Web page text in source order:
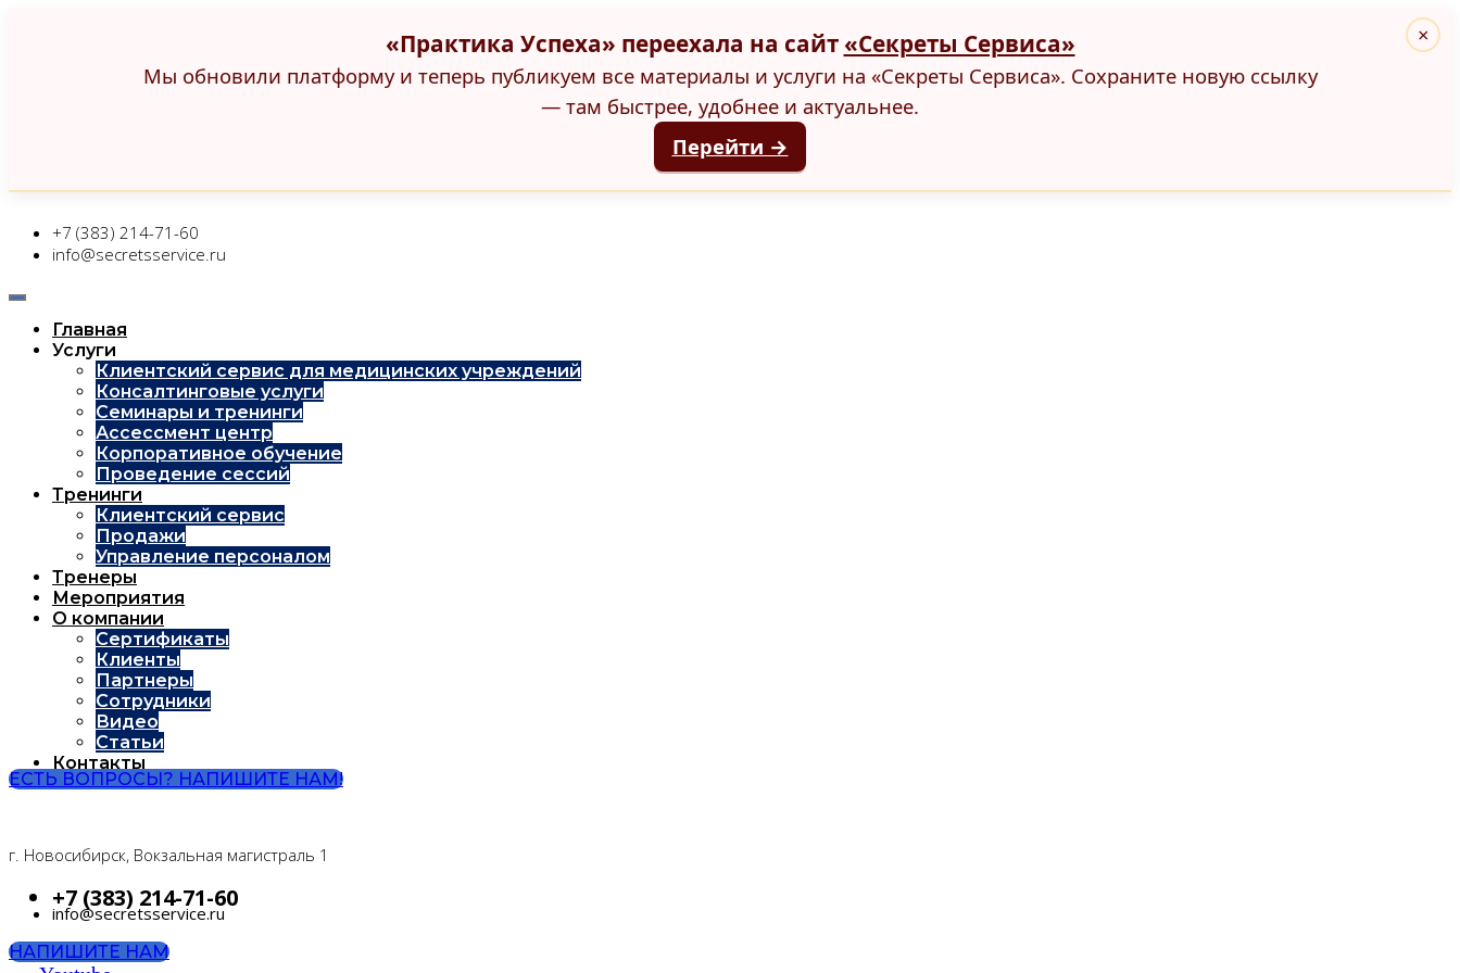
«Практика Успеха» переехала на сайт «Секреты Сервиса»
Мы обновили платформу и теперь публикуем все материалы и услуги на «Секреты Сервиса». Сохраните новую ссылку
— там быстрее, удобнее и актуальнее.
Перейти →
×
+7 (383) 214-71-60
info@secretsservice.ru
Главная
Услуги
Клиентский сервис для медицинских учреждений
Консалтинговые услуги
Семинары и тренинги
Ассессмент центр
Корпоративное обучение
Проведение сессий
Тренинги
Клиентский сервис
Продажи
Управление персоналом
Тренеры
Мероприятия
О компании
Сертификаты
Клиенты
Партнеры
Сотрудники
Видео
Статьи
Контакты
ЕСТЬ ВОПРОСЫ? НАПИШИТЕ НАМ!
г. Новосибирск, Вокзальная магистраль 1
+7 (383) 214-71-60
info@secretsservice.ru
НАПИШИТЕ НАМ